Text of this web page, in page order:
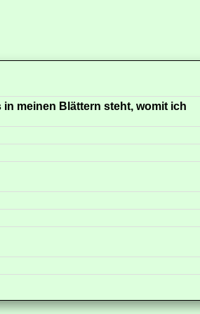
in meinen Blättern steht, womit ich